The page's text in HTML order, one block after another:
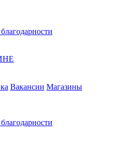
Вакансии Магазины